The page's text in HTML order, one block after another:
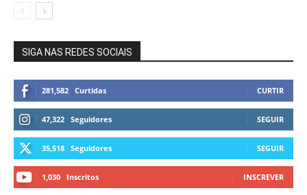
SIGA NAS REDES SOCIAIS
281,582 Curtidas CURTIR
47,322 Seguidores SEGUIR
35,518 Seguidores SEGUIR
1,030 Inscritos INSCREVER